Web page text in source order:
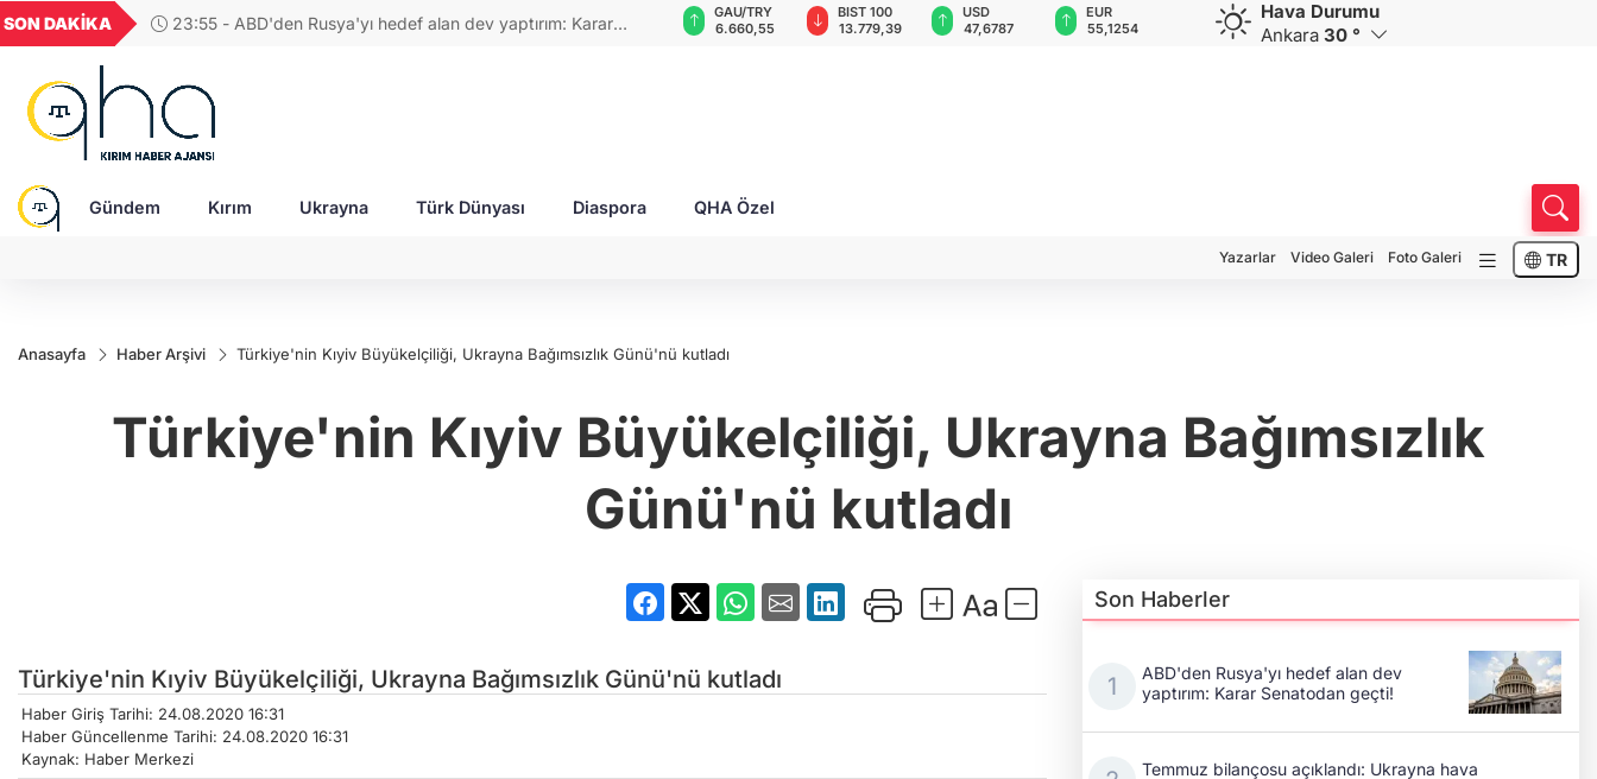
SON DAKİKA
23:55 - ABD'den Rusya'yı hedef alan dev yaptırım: Karar
UYU
1,1849
18,2677
16,3788
27,9743
0,0018
GAU/TRY
6.660,55
BIST 100
13.779,39
USD
47,6787
EUR
55,1254
GBP
64,3468
CHF
59,0083
Hava Durumu
Ankara 30 °
Gündem Kırım Ukrayna Türk Dünyası Diaspora QHA Özel
Yazarlar Video Galeri Foto Galeri TR
Anasayfa Haber Arşivi Türkiye'nin Kıyiv Büyükelçiliği, Ukrayna Bağımsızlık Günü'nü kutladı
Türkiye'nin Kıyiv Büyükelçiliği, Ukrayna Bağımsızlık
Günü'nü kutladı
Türkiye'nin Kıyiv Büyükelçiliği, Ukrayna Bağımsızlık Günü'nü kutladı
Haber Giriş Tarihi: 24.08.2020 16:31
Haber Güncellenme Tarihi: 24.08.2020 16:31
Kaynak: Haber Merkezi
Son Haberler
ABD'den Rusya'yı hedef alan dev
yaptırım: Karar Senatodan geçti!
Temmuz bilançosu açıklandı: Ukrayna hava